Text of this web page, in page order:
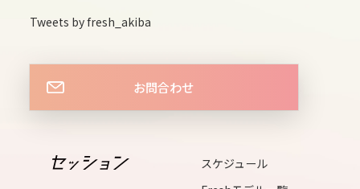
fri
14
Tweets by fresh_akiba
お問合わせ
スケジュール